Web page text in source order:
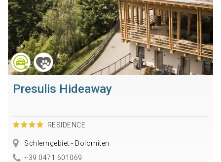
Presulis Hideaway
RESIDENCE
Schlerngebiet - Dolomiten
+39 0471 601069